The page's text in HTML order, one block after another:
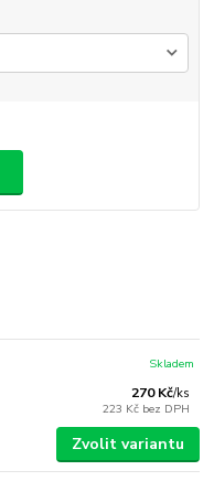
270 Kč/ks
223 Kč bez DPH
Skladem
Zvolit variantu